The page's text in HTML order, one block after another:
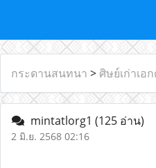
กระดานสนทนา > ศิษย์เก่าเอ
mintatlorg1 (125 อ่าน)
2 มิ.ย. 2568 02:16